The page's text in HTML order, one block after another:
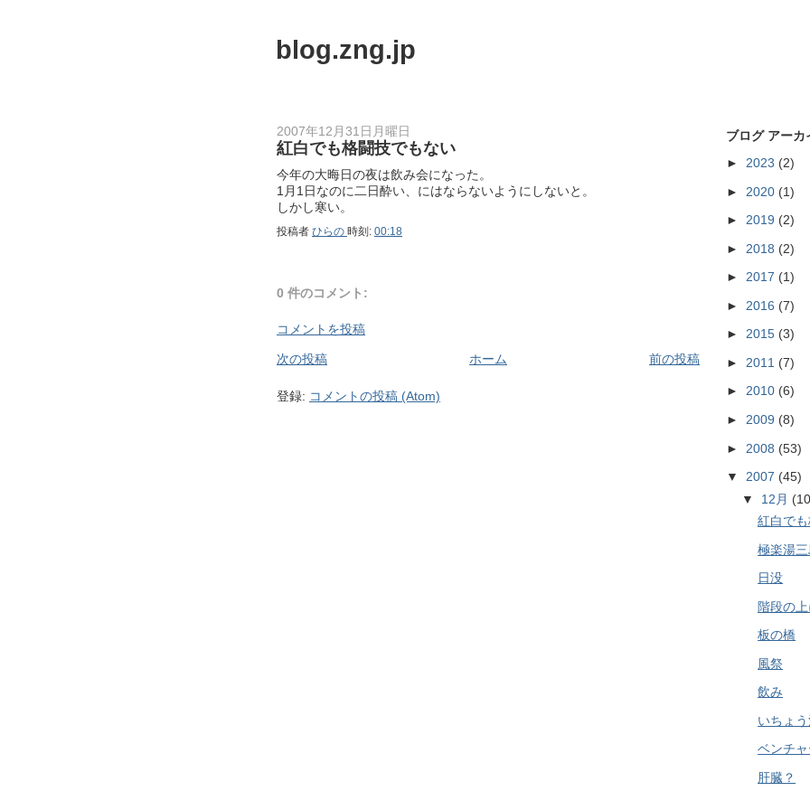
blog.zng.jp
2007年12月31日月曜日
紅白でも格闘技でもない
今年の大晦日の夜は飲み会になった。
1月1日なのに二日酔い、にはならないようにしないと。
しかし寒い。
投稿者 ひらの 時刻: 00:18
0 件のコメント:
コメントを投稿
次の投稿 前の投稿
ホーム
登録: コメントの投稿 (Atom)
ブログ アーカ
► 2023 (2)
► 2020 (1)
► 2019 (2)
► 2018 (2)
► 2017 (1)
► 2016 (7)
► 2015 (3)
► 2011 (7)
► 2010 (6)
► 2009 (8)
► 2008 (53)
▼ 2007 (45)
▼ 12月
紅白で
極楽湯
日没
階段の
板の橋
風祭
飲み
いちょ
ベンチ
肝臓？